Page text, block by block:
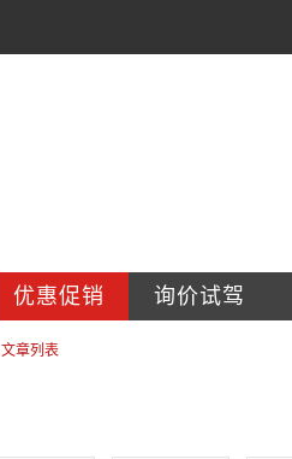
优惠促销 询价试驾
文章列表